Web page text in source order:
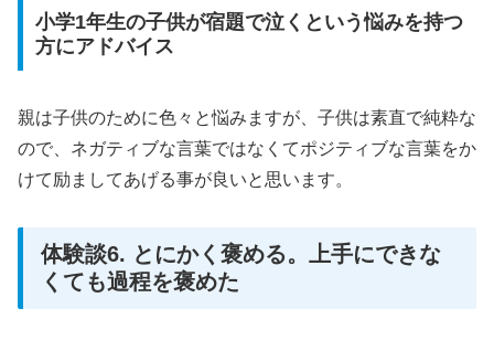
小学1年生の子供が宿題で泣くという悩みを持つ
方にアドバイス
親は子供のために色々と悩みますが、子供は素直で純粋な
ので、ネガティブな言葉ではなくてポジティブな言葉をか
けて励ましてあげる事が良いと思います。
体験談6. とにかく褒める。上手にできな
くても過程を褒めた